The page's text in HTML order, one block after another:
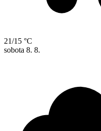
21/15 °C
sobota 8. 8.